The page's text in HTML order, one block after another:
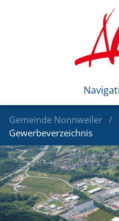
Gemeinde Nonnweiler
Gewerbeverzeichnis